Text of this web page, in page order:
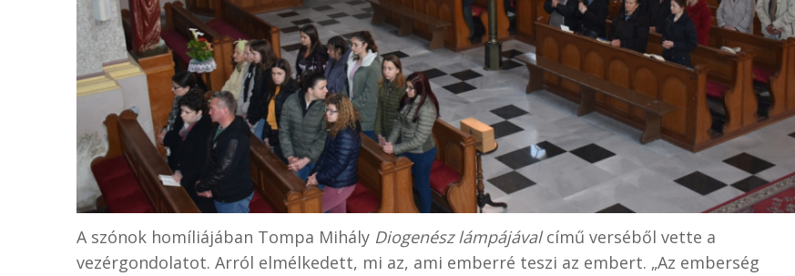
A szónok homíliájában Tompa Mihály Diogenész lámpájávalcímű verséből vette a
vezérgondolatot. Arról elmélkedett, mi az, ami emberré teszi az embert. „Az emberség